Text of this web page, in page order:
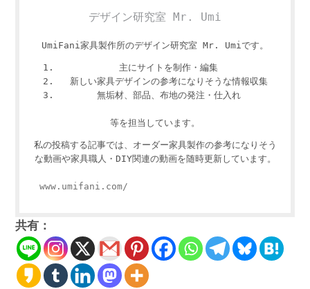
デザイン研究室 Mr. Umi
UmiFani家具製作所のデザイン研究室 Mr. Umiです。
主にサイトを制作・編集
新しい家具デザインの参考になりそうな情報収集
無垢材、部品、布地の発注・仕入れ
等を担当しています。
私の投稿する記事では、オーダー家具製作の参考になりそう
な動画や家具職人・DIY関連の動画を随時更新しています。
www.umifani.com/
共有：